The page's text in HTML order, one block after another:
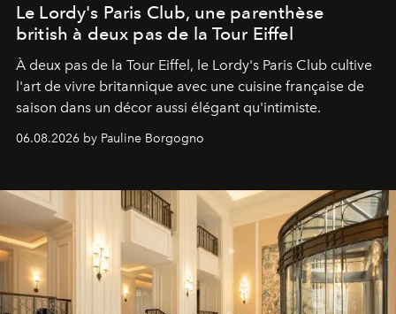
Le Lordy's Paris Club, une parenthèse
british à deux pas de la Tour Eiffel
À deux pas de la Tour Eiffel, le Lordy's Paris Club cultive
l'art de vivre britannique avec une cuisine française de
saison dans un décor aussi élégant qu'intimiste.
06.08.2026 by Pauline Borgogno